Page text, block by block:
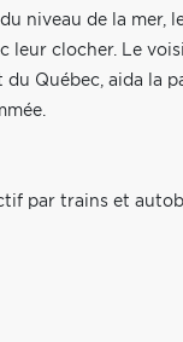
niveau de la mer,
leur clocher. Le
Québec, aida la
par trains et